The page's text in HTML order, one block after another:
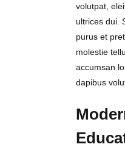
volutpat,
ultrices dui.
purus et
molestie
accumsan
dapibus